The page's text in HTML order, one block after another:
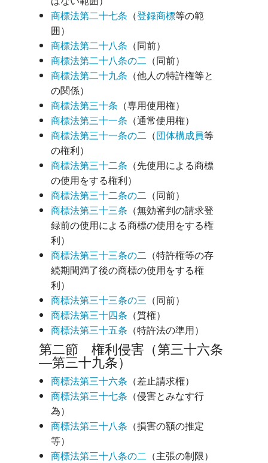
商標法第二十七条 （登録商標等の範
囲）
商標法第二十八条 （同前）
商標法第二十八条の二 （同前）
商標法第二十九条 （他人の特許権等と
の関係）
商標法第三十条 （専用使用権）
商標法第三十一条 （通常使用権）
商標法第三十一条の二 （団体構成員等
の権利）
商標法第三十二条 （先使用による商標
の使用をする権利）
商標法第三十二条の二 （同前）
商標法第三十三条 （無効審判の請求登
録前の使用による商標の使用をする権
利）
商標法第三十三条の二 （特許権等の存
続期間満了後の商標の使用をする権
利）
商標法第三十三条の三 （同前）
商標法第三十四条 （質権）
商標法第三十五条 （特許法の準用）
第二節 権利侵害（第三十六条
―第三十九条）
商標法第三十六条 （差止請求権）
商標法第三十七条 （侵害とみなす行
為）
商標法第三十八条 （損害の額の推定
等）
商標法第三十八条の二 （主張の制限）